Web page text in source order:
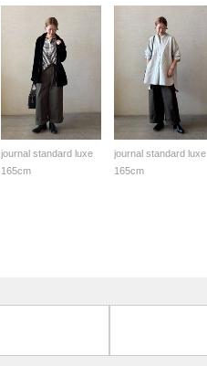
journal standard luxe
165cm
journal standard luxe
165cm